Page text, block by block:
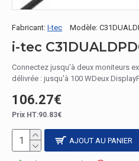
Fabricant: I-tec Modèle:
Connectez jusqu'à deux moniteurs
délivrée : jusqu'à 100 WDeux
106.27€
Prix HT:90.83€
AJOUT AU PANIER